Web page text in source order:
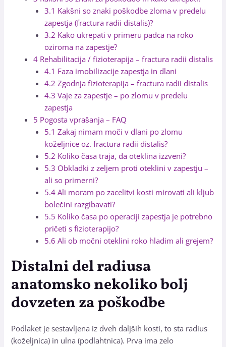
3.1 Kakšni so znaki poškodbe zloma v predelu
zapestja (fractura radii distalis)?
3.2 Kako ukrepati v primeru padca na roko
oziroma na zapestje?
4 Rehabilitacija / fizioterapija – fractura radii distalis
4.1 Faza imobilizacije zapestja in dlani
4.2 Zgodnja fizioterapija – fractura radii distalis
4.3 Vaje za zapestje – po zlomu v predelu
zapestja
5 Pogosta vprašanja – FAQ
5.1 Zakaj nimam moči v dlani po zlomu
koželjnice oz. fractura radii distalis?
5.2 Koliko časa traja, da oteklina izzveni?
5.3 Obkladki z zeljem proti oteklini v zapestju –
ali so primerni?
5.4 Ali moram po zacelitvi kosti mirovati ali kljub
bolečini razgibavati?
5.5 Koliko časa po operaciji zapestja je potrebno
pričeti s fizioterapijo?
5.6 Ali ob močni oteklini roko hladim ali grejem?
Distalni del radiusa
anatomsko nekoliko bolj
dovzeten za poškodbe
Podlaket je sestavljena iz dveh daljših kosti, to sta radius
(koželjnica) in ulna (podlahtnica). Prva ima zelo